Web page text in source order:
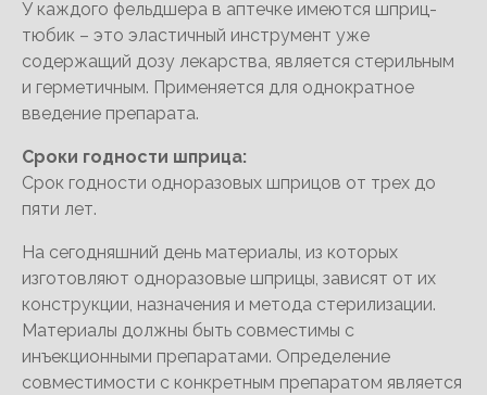
У каждого фельдшера в аптечке имеются шприц-
тюбик – это эластичный инструмент уже
содержащий дозу лекарства, является стерильным
и герметичным. Применяется для однократное
введение препарата.
Сроки годности шприца:
Срок годности одноразовых шприцов от трех до
пяти лет.
На сегодняшний день материалы, из которых
изготовляют одноразовые шприцы, зависят от их
конструкции, назначения и метода стерилизации.
Материалы должны быть совместимы с
инъекционными препаратами. Определение
совместимости с конкретным препаратом является